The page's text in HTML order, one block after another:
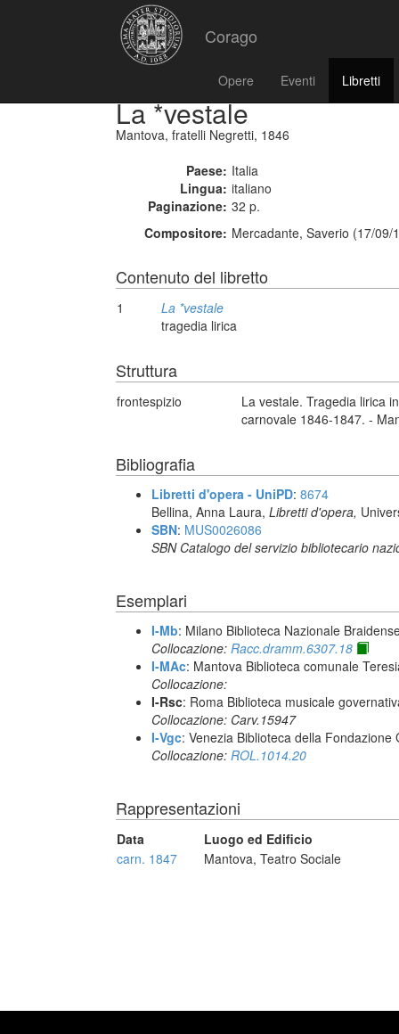
Corago
Opere Eventi Libretti
La *vestale
Mantova, fratelli Negretti, 1846
Paese: Italia
Lingua: italiano
Paginazione: 32 p.
Compositore: Mercadante, Saverio (17/09/
Contenuto del libretto
1
La *vestale
tragedia lirica
Struttura
frontespizio
La vestale. Tragedia lirica
carnovale 1846-1847. -
Bibliografia
Libretti d'opera - UniPD: 8674
Bellina, Anna Laura, Libretti d'opera,
SBN: MUS0026086
SBN Catalogo del servizio bibliotecario
Esemplari
I-Mb: Milano Biblioteca Nazionale
Collocazione: Racc.dramm.6307.18
I-MAc: Mantova Biblioteca comunale
Collocazione:
I-Rsc: Roma Biblioteca musicale
Collocazione: Carv.15947
I-Vgc: Venezia Biblioteca della Fondazione
Collocazione: ROL.1014.20
Rappresentazioni
Data
Luogo ed Edificio
carn. 1847
Mantova, Teatro Sociale